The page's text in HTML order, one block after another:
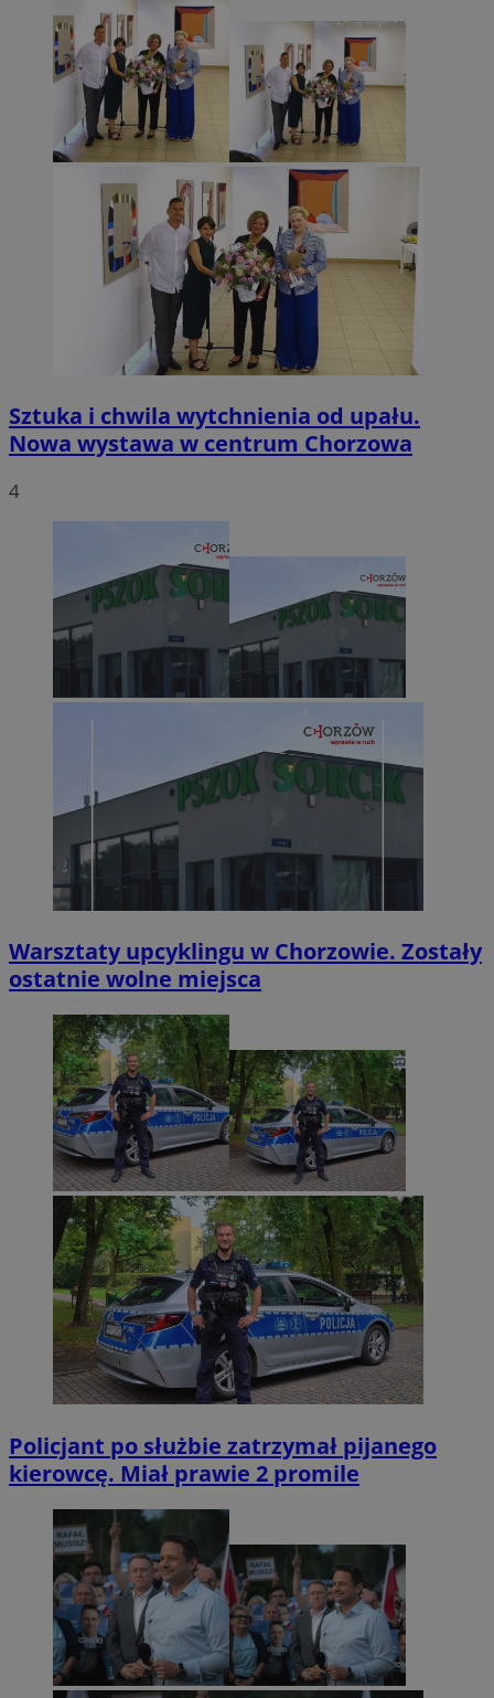
Sztuka i chwila wytchnienia od upału.
Nowa wystawa w centrum Chorzowa
4
Warsztaty upcyklingu w Chorzowie. Zostały
ostatnie wolne miejsca
Policjant po służbie zatrzymał pijanego
kierowcę. Miał prawie 2 promile